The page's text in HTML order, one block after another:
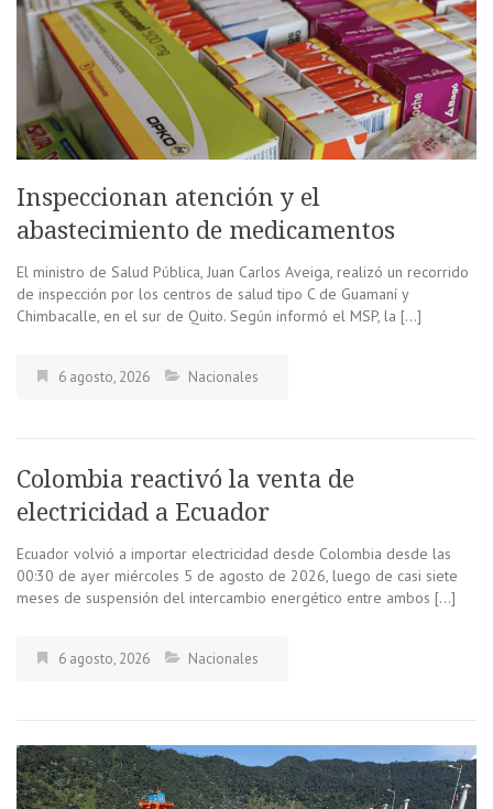
Inspeccionan atención y el
abastecimiento de medicamentos
El ministro de Salud Pública, Juan Carlos Aveiga, realizó un recorrido
de inspección por los centros de salud tipo C de Guamaní y
Chimbacalle, en el sur de Quito. Según informó el MSP, la […]
6 agosto, 2026 Nacionales
Colombia reactivó la venta de
electricidad a Ecuador
Ecuador volvió a importar electricidad desde Colombia desde las
00:30 de ayer miércoles 5 de agosto de 2026, luego de casi siete
meses de suspensión del intercambio energético entre ambos […]
6 agosto, 2026 Nacionales